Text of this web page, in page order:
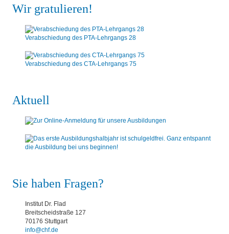
Wir gratulieren!
Verabschiedung des PTA-Lehrgangs 28
Verabschiedung des CTA-Lehrgangs 75
Aktuell
Sie haben Fragen?
Institut Dr. Flad
Breitscheidstraße 127
70176 Stuttgart
info@chf.de